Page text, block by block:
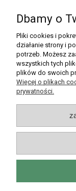
Rarytasy
Dbamy o
Pliki cookies i
działanie strony i
potrzeb. Możesz
wszystkich tych
plików do swoich
Więcej o plikach
prywatności.